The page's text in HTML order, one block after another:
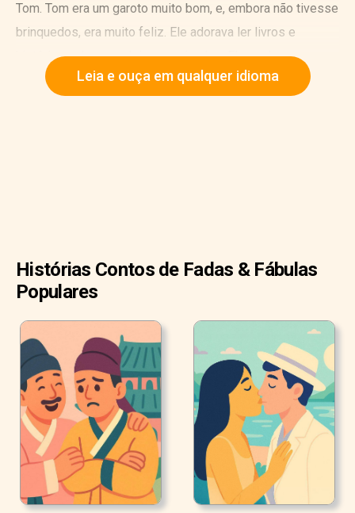
Tom. Tom era um garoto muito bom, e, embora não tivesse
brinquedos, era muito feliz. Ele adorava ler livros e
histórias sobre cavaleiros e reinados. Ele sonhava em se
tornar um cavaleiro um dia.
Leia e ouça em qualquer idioma
Histórias Contos de Fadas & Fábulas
Populares